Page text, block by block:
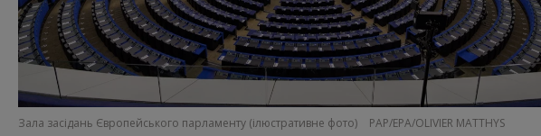
Зала засідань Європейського парламенту (ілюстративне фото) PAP/EPA/OLIVIER MATTHYS